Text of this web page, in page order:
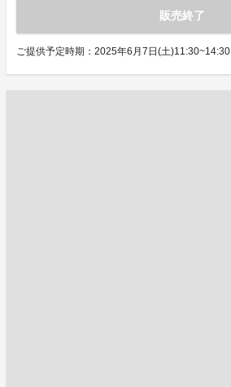
販売終了
ご提供予定時期：2025年6月7日(土)11:30~14:30